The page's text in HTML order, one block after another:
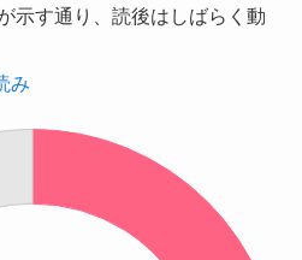
示す通り、読後はしばらく動
み